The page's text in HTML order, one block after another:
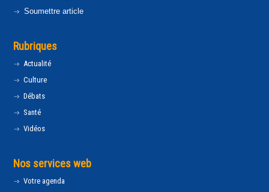
Soumettre article
Rubriques
Actualité
Culture
Débats
Santé
Vidéos
Nos services web
Votre agenda